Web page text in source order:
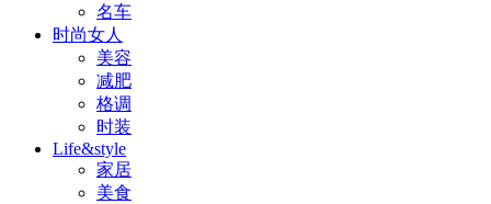
名车
时尚女人
美容
减肥
格调
时装
Life&style
家居
美食